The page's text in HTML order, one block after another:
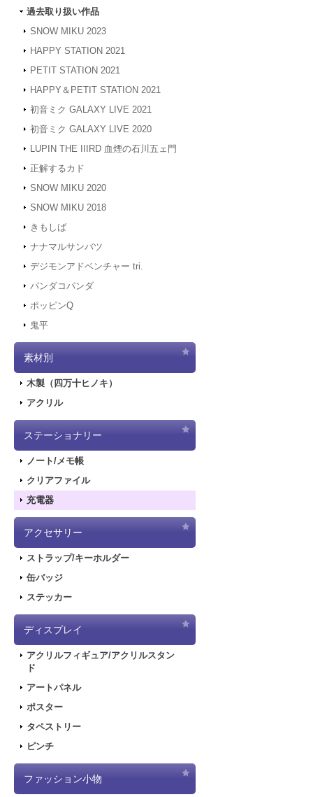
過去取り扱い作品
SNOW MIKU 2023
HAPPY STATION 2021
PETIT STATION 2021
HAPPY＆PETIT STATION 2021
初音ミク GALAXY LIVE 2021
初音ミク GALAXY LIVE 2020
LUPIN THE IIIRD 血煙の石川五ェ門
正解するカド
SNOW MIKU 2020
SNOW MIKU 2018
きもしば
ナナマルサンバツ
デジモンアドベンチャー tri.
パンダコパンダ
ポッピンQ
鬼平
素材別
木製（四万十ヒノキ）
アクリル
ステーショナリー
ノート/メモ帳
クリアファイル
充電器
アクセサリー
ストラップ/キーホルダー
缶バッジ
ステッカー
ディスプレイ
アクリルフィギュア/アクリルスタン
ド
アートパネル
ポスター
タペストリー
ピンチ
ファッション小物